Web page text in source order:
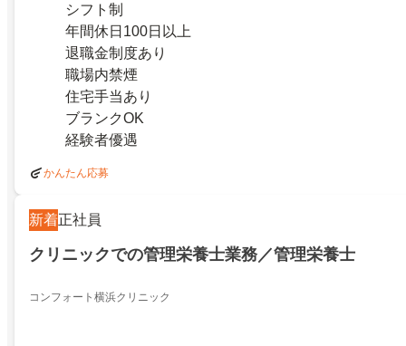
シフト制
年間休日100日以上
退職金制度あり
職場内禁煙
住宅手当あり
ブランクOK
経験者優遇
かんたん応募
新着正社員
クリニックでの管理栄養士業務／管理栄養士
コンフォート横浜クリニック